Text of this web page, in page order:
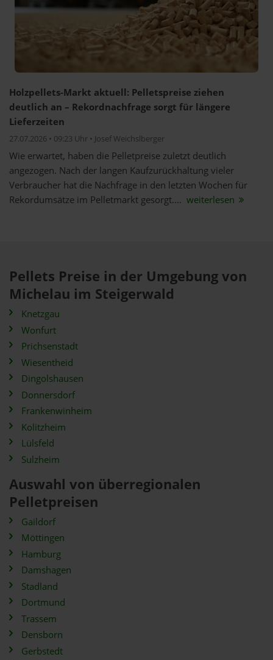
Holzpellets-Markt aktuell: Pelletspreise ziehen
deutlich an – Rekordnachfrage sorgt für längere
Lieferzeiten
27.07.2026 • 09:23 Uhr • Josef Weichslberger
Wie erwartet, haben die Pelletpreise zuletzt deutlich
angezogen. Nach der langen Kaufzurückhaltung vieler
Verbraucher hat die Nachfrage in den letzten Wochen für
Rekordumsätze im Pelletmarkt gesorgt.... weiterlesen
Pellets Preise in der Umgebung von
Michelau im Steigerwald
Knetzgau
Wonfurt
Prichsenstadt
Wiesentheid
Dingolshausen
Donnersdorf
Frankenwinheim
Kolitzheim
Lülsfeld
Sulzheim
Auswahl von überregionalen
Pelletpreisen
Gaildorf
Möttingen
Hamburg
Damshagen
Stadland
Dortmund
Trassem
Densborn
Gerbstedt